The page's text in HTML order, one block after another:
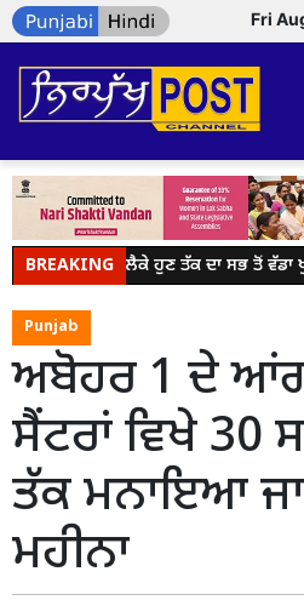
Fri
BREAKING
NEET ਨੂੰ ਲੈਕੇ ਹੁਣ ਤੱਕ ਦਾ ਸਭ ਤੋਂ ਵੱਡਾ
Punjab
ਅਬੋਹਰ 1 ਦੇ
ਸੈਂਟਰਾਂ ਵਿਖੇ 30
ਤੱਕ ਮਨਾਇਆ ਜਾ
ਮਹੀਨਾ